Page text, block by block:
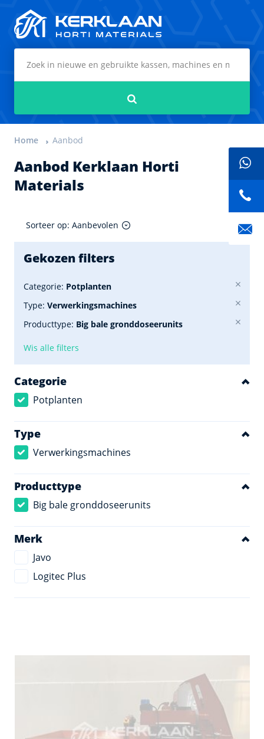
Home Aanbod
Aanbod Kerklaan Horti
Materials
Sorteer op: Aanbevolen
Gekozen filters
Categorie: Potplanten
Type: Verwerkingsmachines
Producttype: Big bale gronddoseerunits
Wis alle filters
Categorie
Potplanten
Type
Verwerkingsmachines
Producttype
Big bale gronddoseerunits
Merk
Javo
Logitec Plus